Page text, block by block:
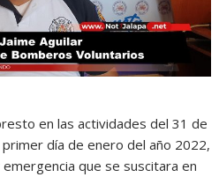
en las actividades del 31 de
día de enero del año 2022,
que se suscitara en